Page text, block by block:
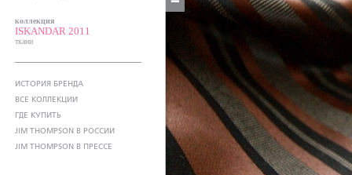
коллекция
ISKANDAR 2011
ткани
ИСТОРИЯ БРЕНДА
ВСЕ КОЛЛЕКЦИИ
ГДЕ КУПИТЬ
JIM THOMPSON В РОССИИ
JIM THOMPSON В ПРЕССЕ